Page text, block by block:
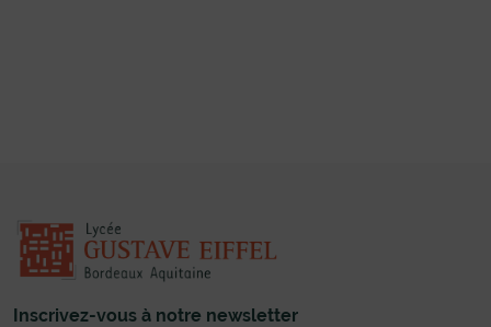
Inscrivez-vous à notre newsletter